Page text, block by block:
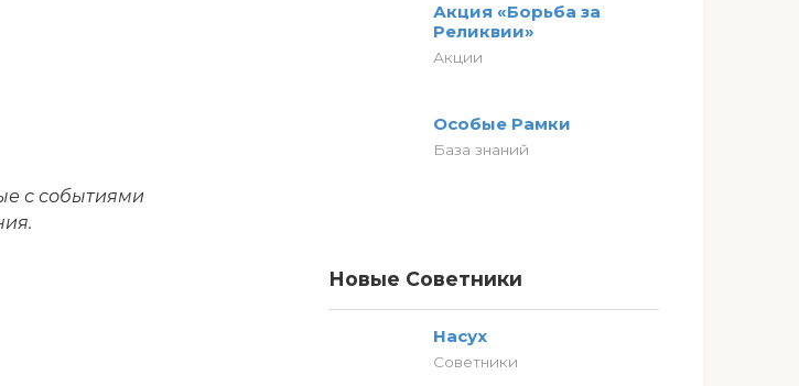
с событиями
Акция «Борьба за
Реликвии»
Акции
Особые Рамки
База знаний
Новые Советники
Насух
Советники